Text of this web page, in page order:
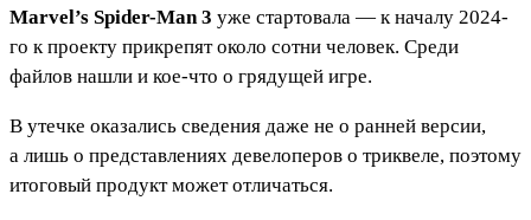
Marvel’s Spider-Man 3 уже стартовала — к началу 2024-
го к проекту прикрепят около сотни человек. Среди
файлов нашли и кое-что о грядущей игре.
В утечке оказались сведения даже не о ранней версии,
а лишь о представлениях девелоперов о триквеле, поэтому
итоговый продукт может отличаться.